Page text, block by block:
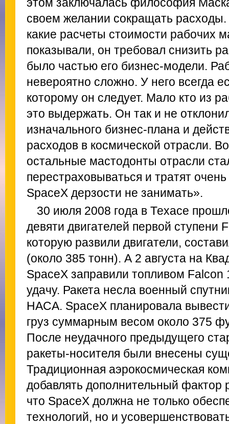
своем желании сокращать расходы.
какие расчеты стоимости рабочих
показывали, он требовал снизить
было частью его бизнес-модели.
невероятно сложно. У него всегда
которому он следует. Мало кто из
это выдержать. Он так и не
изначального бизнес-плана и
расходов в космической отрасли.
остальные мастодонты отрасли
перестраховываться и тратят
SpaceX дерзости не занимать».
30 июля 2008 года в Техасе
девяти двигателей первой ступени
которую развили двигатели,
(около 385 тонн). А 2 августа на
SpaceX заправили топливом Falcon
удачу. Ракета несла военный
НАСА. SpaceX планировала
груз суммарным весом около 375
После неудачного предыдущего
ракеты-носителя были внесены
Традиционная аэрокосмическая
добавлять дополнительный фактор
что SpaceX должна не только
технологий, но и